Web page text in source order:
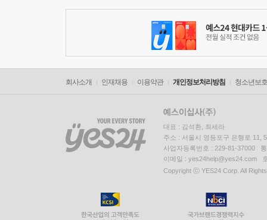
회사소개 인재채용 이용약관 개인정보처리방침 청소년보
대표 : 김석환, 최세라
주소 : 서울시 영등포구 은행로 11,
사업자등록번호 : 229-81-37000
이메일 : yes24help@yes24.com
Copyright ⓒ YES24 Corp. All